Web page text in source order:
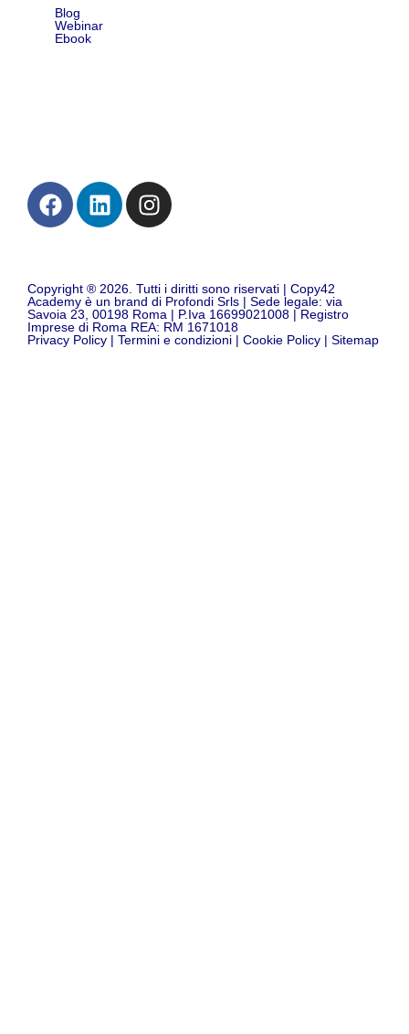
Blog
Webinar
Ebook
Copyright ® 2026. Tutti i diritti sono riservati | Copy42
Academy è un brand di Profondi Srls | Sede legale: via
Savoia 23, 00198 Roma | P.Iva 16699021008 | Registro
Imprese di Roma REA: RM 1671018
Privacy Policy | Termini e condizioni | Cookie Policy | Sitemap